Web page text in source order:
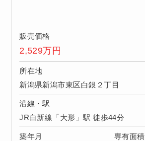
販売価格
2,529万円
所在地
新潟県新潟市東区白銀２丁目
沿線・駅
JR白新線「大形」駅 徒歩44分
築年月
専有面積